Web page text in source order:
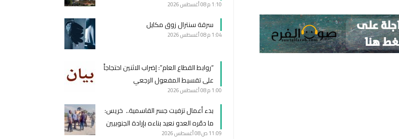
1:10 م 08 أغسطس 2026
سرقة سنترال زوق مكايل
1:04 م 08 أغسطس 2026
“روابط القطاع العام”: إضراب الاثنين احتجاجاً
على تقسيط المفعول الرجعي
1:00 م 08 أغسطس 2026
بدء أعمال تزفيت جسر القاسمية.. خريس:
ما دمّره العدو نعيد بناءه بإرادة الجنوبيين
11:09 ص 08 أغسطس 2026